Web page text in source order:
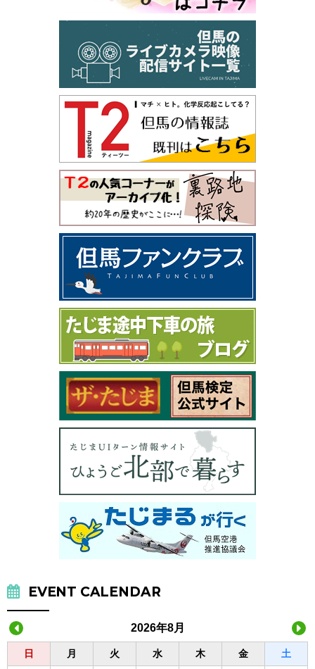
EVENT CALENDAR
2026年8月
日 月 火 水 木 金 土